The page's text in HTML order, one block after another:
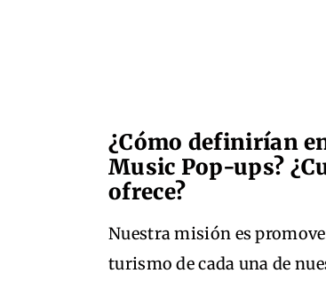
¿Cómo definirían
Music Pop-ups?
ofrece?
Nuestra misión es
turismo de cada una de